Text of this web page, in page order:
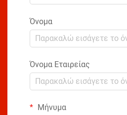
Όνομα
Όνομα Εταιρείας
Μήνυμα